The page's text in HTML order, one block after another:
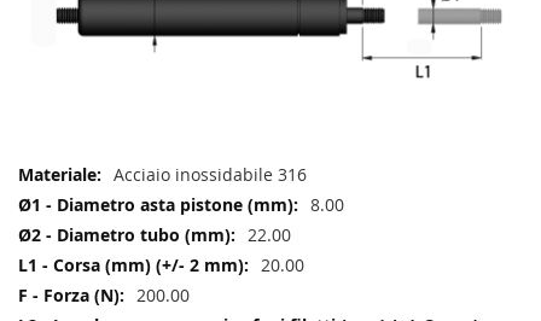
Maggiori
Informazioni
Acciaio inossidabile 316
8.00
22.00
20.00
200.00